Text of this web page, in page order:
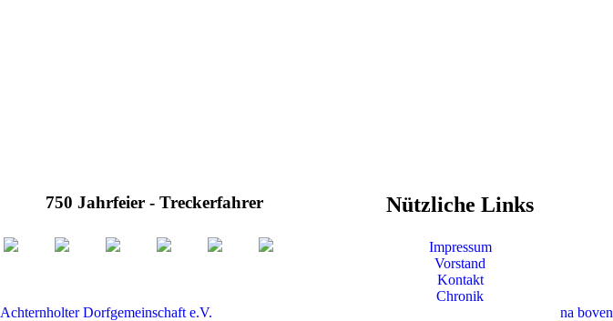
750 Jahrfeier - Treckerfahrer Nützliche Links
Impressum
Vorstand
Kontakt
Chronik
Achternholter Dorfgemeinschaft e.V. na boven